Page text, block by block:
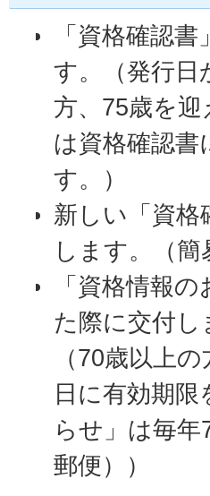
「資格確認
す。（発行日
方、75歳を
は資格確認
す。）
新しい「資格
します。（簡
「資格情報
た際に交付
（70歳以上
日に有効期
らせ」は毎
郵便））